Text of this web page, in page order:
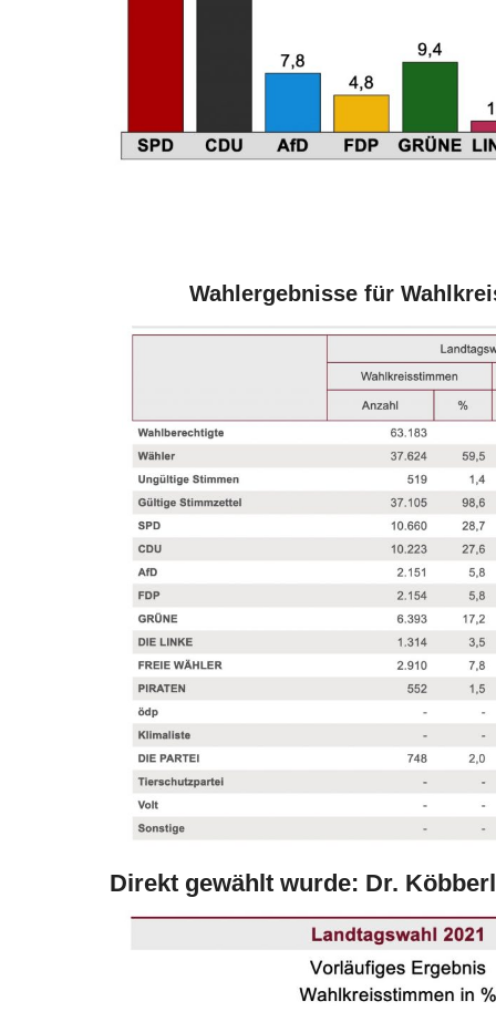
Wahlergebnisse für
Direkt gewählt wurde: Dr.